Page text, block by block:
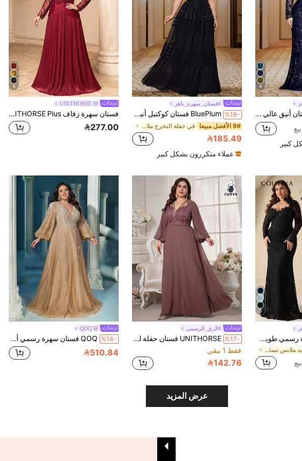
8
BluePlum فستان أنيق عالي الجودة مرن مع ترتر وتصميم رقعات، بقصة ضيقة جداً، رقبة دائرية، أكمام طويلة، وذيل حورية متسع، مقاسات كبيرة للخريف
كبير
#فستان_سهره_باهر
%19- BluePlum فستان كوكتيل أنيق للنساء بمقاسات كبيرة، مطرز بالترتر مع شريط مدمج، بياقة على شكل حرف V، من الشبك بتصميم A-Line، مناسب لحفلات الزفاف والذكرى السنوية والاحتفالات العائلية الرسمية والعروس في فصل الخريف
9# الأفضل مبيعا في حفلة التخرج ملابس نسائية للحفلات
185.49
عملاء متكررون بشكل كبير
6
UNITHORSE
فستان سهرة زفاف UNITHORSE Plus [قصة عشوائية] بياقة قلب وأكمام طويلة وخصر مشدود مع ترقيع من الترتر والقماش الصناعي
277.00
9
Coutiva فستان سهرة رسمي طويل بأكمام طويلة وياقة واقفة من الدانتيل، مزين بكثافة باللون الأسود، أنيق لفصل الشتاء، مناسب للحفلات الراقصة والمناسبات الخاصة، بتصميم كورسيه يبرز منحنيات الجسم، مقاس كبير
في جديد ملابس نسائية للحفلات
#الزي_الرسمي
%17-
UNITHORSE فستان حفلة للمرأة ذات الحجم الكبير مزين برقع من الترتر وأكمام فانوس
فقط 1 بيقي
142.76
QOQ
%14- QOQ فستان سهرة رسمي أنيق للنساء بمقاس كبير مزين بالخرز والترتر، فستان ماكسي طويل بأكمام فانوس، مناسب للحفلات الراقصة والزفاف وحفلات الكوكتيل وحفلات السهرة، مناسب للربيع والخريف
510.84
عرض المزيد